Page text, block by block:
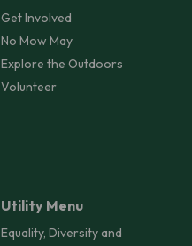
Get Involved
No Mow May
Explore the Outdoors
Volunteer
Utility Menu
Equality, Diversity and